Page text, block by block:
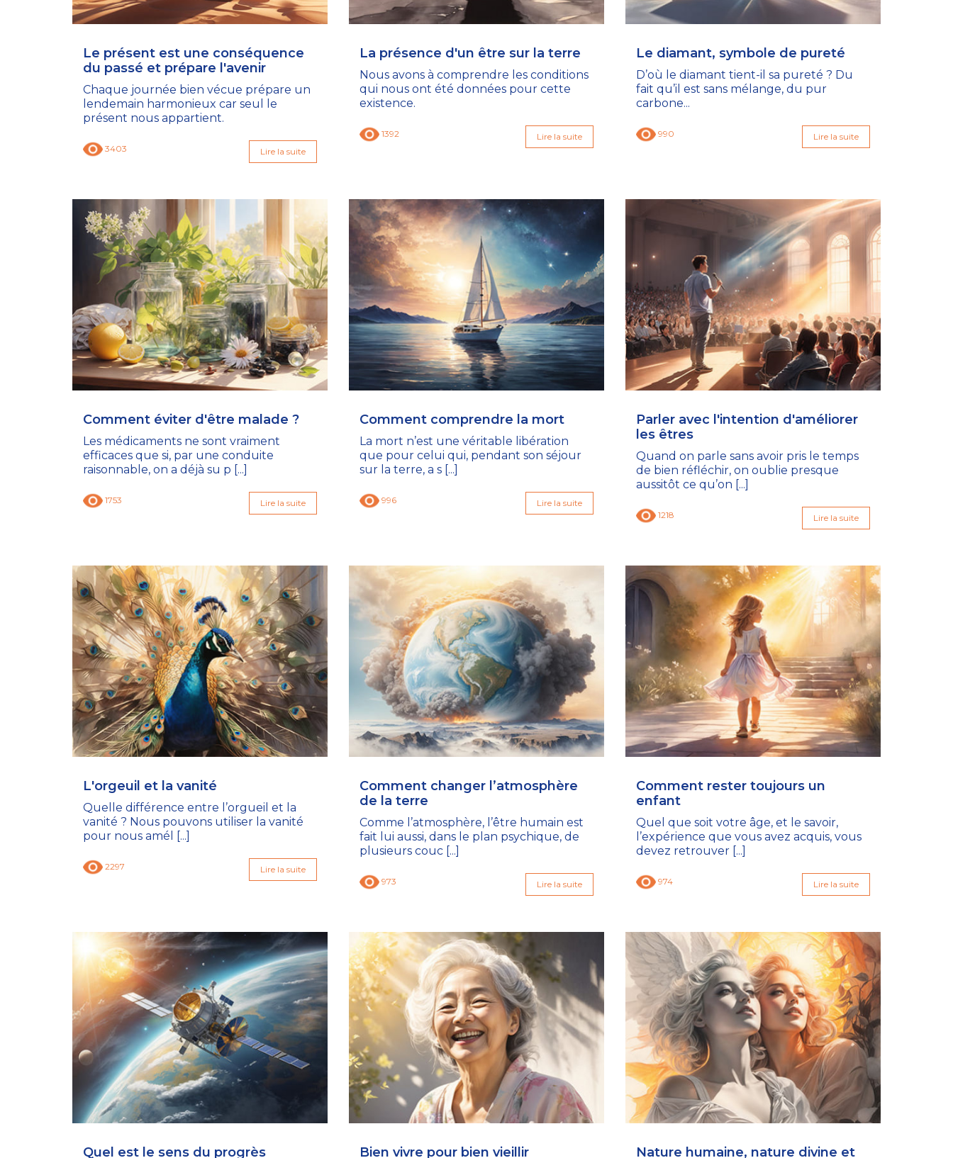
Le présent est une conséquence
du passé et prépare l'avenir
Chaque journée bien vécue prépare un
lendemain harmonieux car seul le
présent nous appartient.
3403 Lire la suite
La présence d'un être sur la terre
Nous avons à comprendre les conditions
qui nous ont été données pour cette
existence.
1392 Lire la suite
Le diamant, symbole de pureté
D’où le diamant tient-il sa pureté ? Du
fait qu’il est sans mélange, du pur
carbone...
990 Lire la suite
Comment éviter d'être malade ?
Les médicaments ne sont vraiment
efficaces que si, par une conduite
raisonnable, on a déjà su p [...]
1753 Lire la suite
Comment comprendre la mort
La mort n’est une véritable libération
que pour celui qui, pendant son séjour
sur la terre, a s [...]
996 Lire la suite
Parler avec l'intention d'améliorer
les êtres
Quand on parle sans avoir pris le temps
de bien réfléchir, on oublie presque
aussitôt ce qu’on [...]
1218 Lire la suite
L'orgeuil et la vanité
Quelle différence entre l’orgueil et la
vanité ? Nous pouvons utiliser la vanité
pour nous amél [...]
2297 Lire la suite
Comment changer l’atmosphère
de la terre
Comme l’atmosphère, l’être humain est
fait lui aussi, dans le plan psychique, de
plusieurs couc [...]
973 Lire la suite
Comment rester toujours un
enfant
Quel que soit votre âge, et le savoir,
l’expérience que vous avez acquis, vous
devez retrouver [...]
974 Lire la suite
Quel est le sens du progrès Bien vivre pour bien vieillir Nature humaine, nature divine et